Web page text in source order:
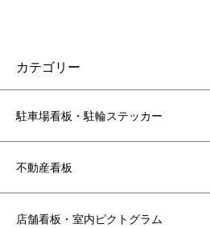
カテゴリー
駐車場看板・駐輪ステッカー
不動産看板
店舗看板・室内ピクトグラム